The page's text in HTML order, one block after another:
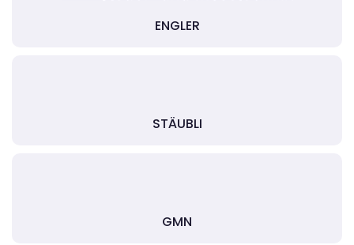
ENGLER
STÄUBLI
GMN